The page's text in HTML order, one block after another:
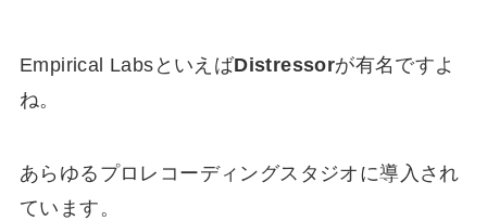
Empirical LabsといえばDistressorが有名ですよ
ね。
あらゆるプロレコーディングスタジオに導入され
ています。